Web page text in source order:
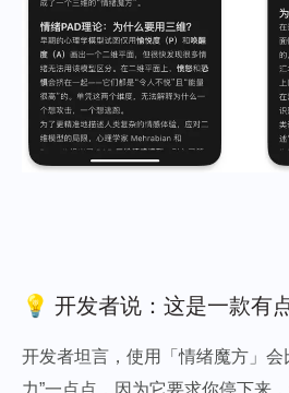
💡 开发者说：这是一款有
开发者坦言，使用「情绪魔方」会
力”一点点，因为它要求你停下来